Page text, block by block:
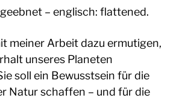
– englisch: flattened.
meiner Arbeit dazu ermutigen,
unseres Planeten
soll ein Bewusstsein für die
Natur schaffen – und für die